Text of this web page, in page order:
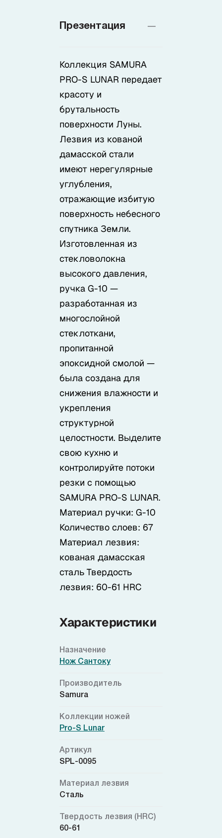
Интернет-магазин
Problem@samura.ru
По вопросам качества
Samura в соцсетях
Презентация
Коллекция SAMURA
PRO-S LUNAR передает
красоту и
брутальность
поверхности Луны.
Лезвия из кованой
дамасской стали
имеют нерегулярные
углубления,
отражающие избитую
поверхность небесного
спутника Земли.
Изготовленная из
стекловолокна
высокого давления,
ручка G-10 —
разработанная из
многослойной
стеклоткани,
пропитанной
эпоксидной смолой —
была создана для
снижения влажности и
укрепления
структурной
целостности. Выделите
свою кухню и
контролируйте потоки
резки с помощью
SAMURA PRO-S LUNAR.
Материал ручки: G-10
Количество слоев: 67
Материал лезвия:
кованая дамасская
сталь Твердость
лезвия: 60-61 HRC
Характеристики
Назначение
Нож Сантоку
Производитель
Samura
Коллекции ножей
Pro-S Lunar
Артикул
SPL-0095
Материал лезвия
Сталь
Твердость лезвия (HRC)
60-61